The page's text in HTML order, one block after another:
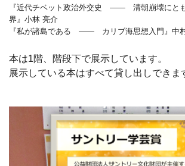
『近代チベット政治外交史 —— 清朝崩壊にと
界』小林 亮介
『私が諸島である —— カリブ海思想入門』中
本は1階、階段下で展示しています。
展示している本はすべて貸し出しできま